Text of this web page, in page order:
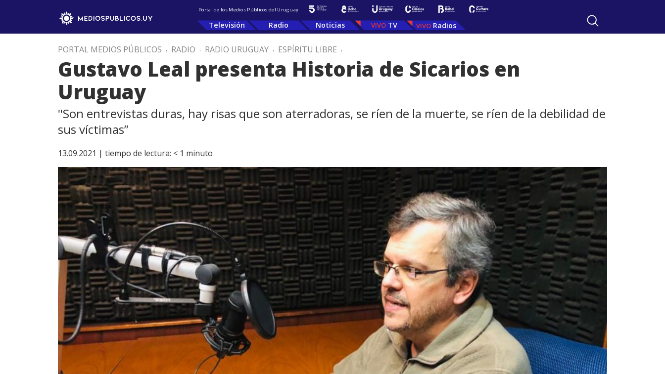
Portal de los Medios Públicos del Uruguay
Televisión Radio Noticias TV Radios
PORTAL MEDIOS PÚBLICOS . RADIO . RADIO URUGUAY . ESPÍRITU LIBRE .
Gustavo Leal presenta Historia de Sicarios en
Uruguay
"Son entrevistas duras, hay risas que son aterradoras, se ríen de la muerte, se ríen de la debilidad de
sus víctimas”
13.09.2021 | tiempo de lectura: < 1 minuto